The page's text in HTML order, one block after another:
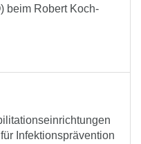
beim Robert Koch-
Infektionsprävention